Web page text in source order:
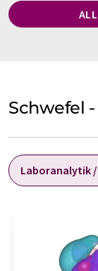
Schwefel
Laboranalytik